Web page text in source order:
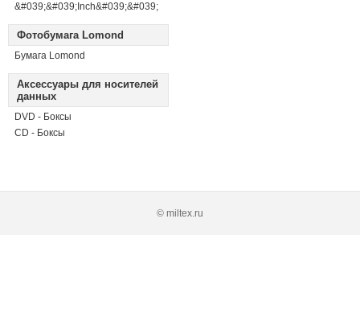
&#039;&#039;Inch&#039;&#039;
Фотобумага Lomond
Бумага Lomond
Аксессуары для носителей
данных
DVD - Боксы
CD - Боксы
© miltex.ru